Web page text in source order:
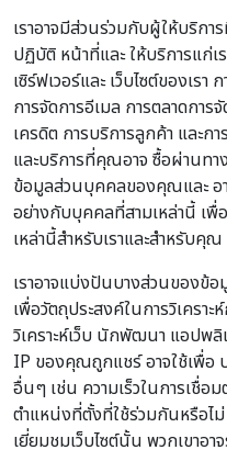
เราอาจมีส่วนร่วมกับผู้ให้บริก
ปฏิบัติ หน้าที่และ ให้บริการแก่เ
เซิร์ฟเวอร์และ เว็บไซต์ของเร
การจัดการอีเมล การตลาดกา
เครดิต การบริการลูกค้า และ
และบริการที่คุณอาจ ซื้อผ่านทา
ข้อมูลส่วนบุคคลของคุณและ อ
อย่างกับบุคคลที่สามเหล่านี้ เพื่
เหล่านี้สำหรับเราและสำหรับคุณ
เราอาจแบ่งปันบางส่วนของข้
เพื่อวัตถุประสงค์ในการวิเคร
วิเคราะห์เว็บ นักพัฒนา แอปพ
IP ของคุณถูกแชร์ อาจใช้เพื่อ
อื่นๆ เช่น ความเร็วในการเชื่อม
ตำแหน่งที่ตั้งที่ใช้ร่วมกันหรือไ
เยี่ยมชมเว็บไซต์นั้น พวกเขาอ